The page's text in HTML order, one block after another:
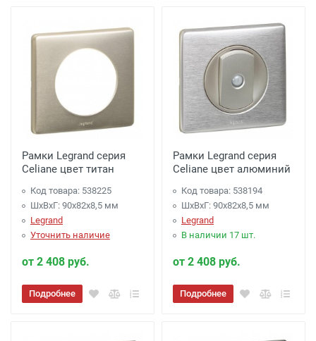
Рамки Legrand серия
Celiane цвет титан
Код товара: 538225
ШхВхГ: 90x82x8,5 мм
Legrand
Уточнить наличие
от 2 408 руб.
Подробнее
Рамки Legrand серия
Celiane цвет алюминий
Код товара: 538194
ШхВхГ: 90x82x8,5 мм
Legrand
В наличии 17 шт.
от 2 408 руб.
Подробнее